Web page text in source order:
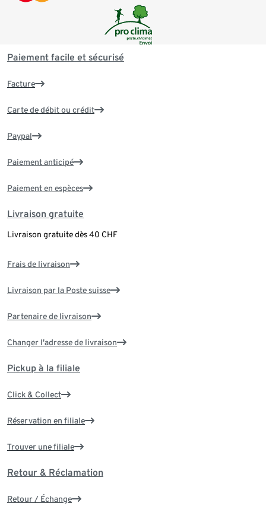
Paiement facile et sécurisé
Facture
Carte de débit ou crédit
Paypal
Paiement anticipé
Paiement en espèces
Livraison gratuite
Livraison gratuite dès 40 CHF
Frais de livraison
Livraison par la Poste suisse
Partenaire de livraison
Changer l'adresse de livraison
Pickup à la filiale
Click & Collect
Réservation en filiale
Trouver une filiale
Retour & Réclamation
Retour / Échange